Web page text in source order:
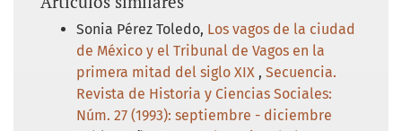
Sonia Pérez Toledo, Los vagos de la ciudad
de México y el Tribunal de Vagos en la
primera mitad del siglo XIX , Secuencia.
Revista de Historia y Ciencias Sociales:
Núm. 27 (1993): septiembre - diciembre